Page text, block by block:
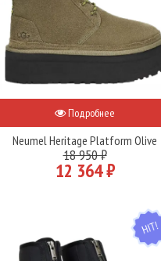
Подробнее
Neumel Heritage Platform Olive
18 950 ₽
12 364 ₽
HIT